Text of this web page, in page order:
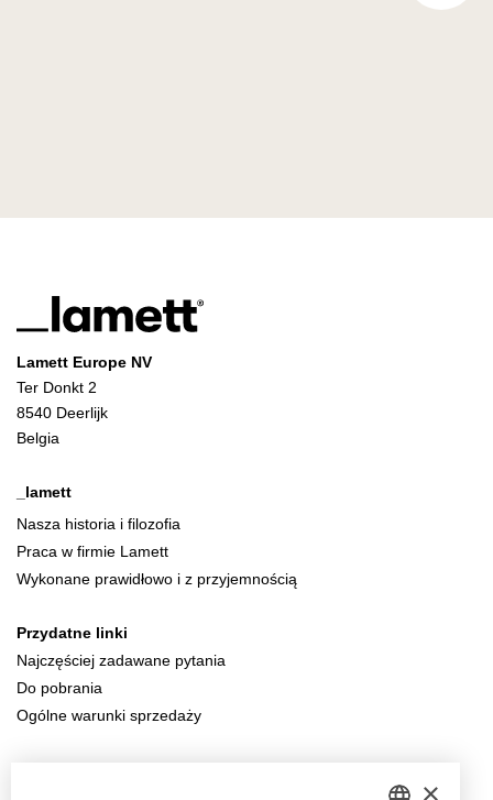
Lamett Europe NV
Ter Donkt 2
8540 Deerlijk
Belgia
_lamett
Nasza historia i filozofia
Praca w firmie Lamett
Wykonane prawidłowo i z przyjemnością
Przydatne linki
Najczęściej zadawane pytania
Do pobrania
Ogólne warunki sprzedaży
×